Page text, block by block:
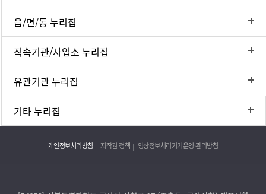
읍/면/동 누리집
직속기관/사업소 누리집
유관기관 누리집
기타 누리집
개인정보처리방침 저작권 정책 영상정보처리기기운영·관리방침